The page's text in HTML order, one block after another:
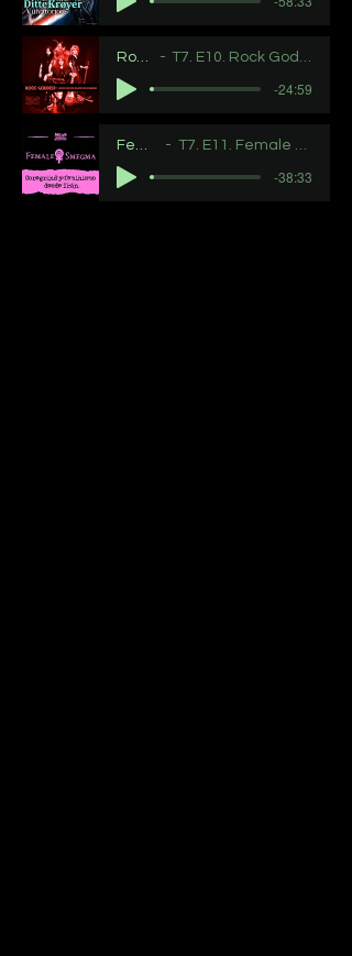
Rock goddess T7. E10. Rock Goddess, la gran cuota femenina del NWOBHM
-24:59
Female smegma T7. E11. Female smegma, goregrind y feminismo desde Irán
-38:33